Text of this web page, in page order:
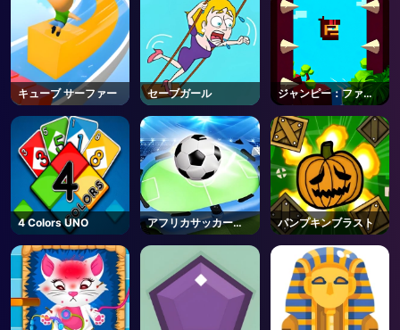
キューブ サーファー セーブガール
ジャンピー：ファー
ストジャンパー
4 Colors UNO
アフリカサッカーラ
ン
パンプキンブラスト